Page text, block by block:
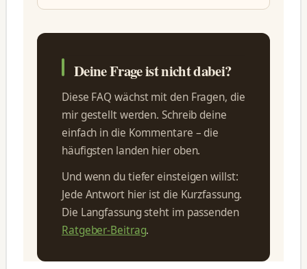
Deine Frage ist nicht dabei?
Diese FAQ wächst mit den Fragen, die
mir gestellt werden. Schreib deine
einfach in die Kommentare – die
häufigsten landen hier oben.
Und wenn du tiefer einsteigen willst:
Jede Antwort hier ist die Kurzfassung.
Die Langfassung steht im passenden
Ratgeber-Beitrag.